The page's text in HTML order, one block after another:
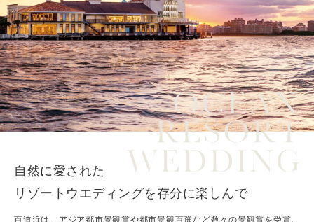
自然に愛された
リゾートウエディングを存分に楽しんで